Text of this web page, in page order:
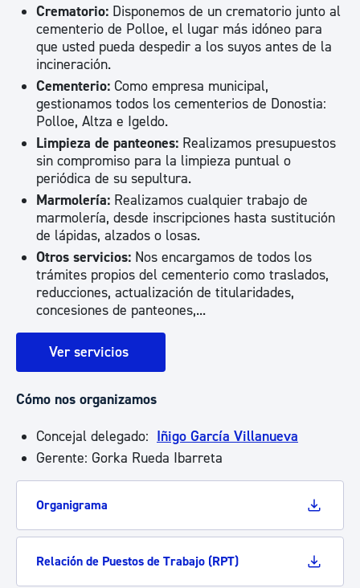
Crematorio: Disponemos de un crematorio junto al
cementerio de Polloe, el lugar más idóneo para
que usted pueda despedir a los suyos antes de la
incineración.
Cementerio: Como empresa municipal,
gestionamos todos los cementerios de Donostia:
Polloe, Altza e Igeldo.
Limpieza de panteones: Realizamos presupuestos
sin compromiso para la limpieza puntual o
periódica de su sepultura.
Marmolería: Realizamos cualquier trabajo de
marmolería, desde inscripciones hasta sustitución
de lápidas, alzados o losas.
Otros servicios: Nos encargamos de todos los
trámites propios del cementerio como traslados,
reducciones, actualización de titularidades,
concesiones de panteones,...
Ver servicios
Cómo nos organizamos
Concejal delegado: Iñigo García Villanueva
Gerente: Gorka Rueda Ibarreta
Organigrama
Relación de Puestos de Trabajo (RPT)